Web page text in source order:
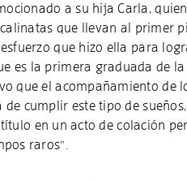
a su hija Carla,
que llevan al primer
que hizo ella para
es la primera graduada de
que el acompañamiento de
cumplir este tipo de
en un acto de colación
raros”.